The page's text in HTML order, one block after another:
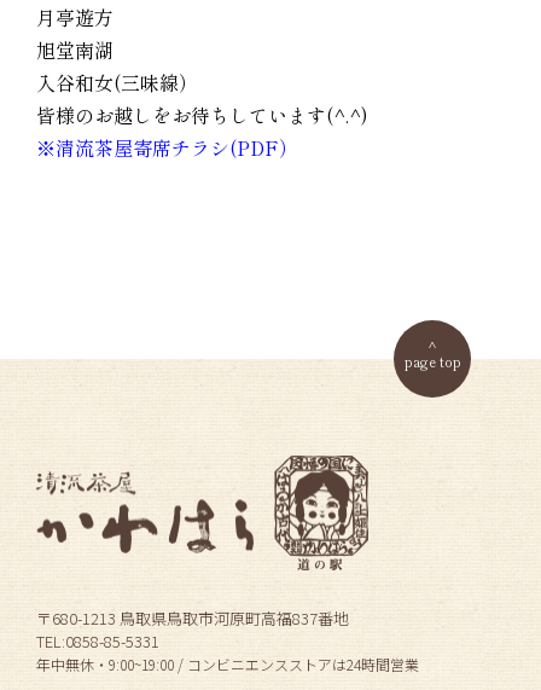
月亭遊方
旭堂南湖
入谷和女(三味線）
皆様のお越しをお待ちしています(^.^)
※清流茶屋寄席チラシ(PDF）
page top
〒680-1213 鳥取県鳥取市河原町高福837番地
TEL:0858-85-5331
年中無休・9:00~19:00 / コンビニエンスストアは24時間営業